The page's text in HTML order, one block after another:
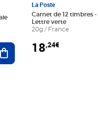
Ajouter au panier
La Poste
Carnet de 12 timbres
Lettre verte
20g / France
18,24€